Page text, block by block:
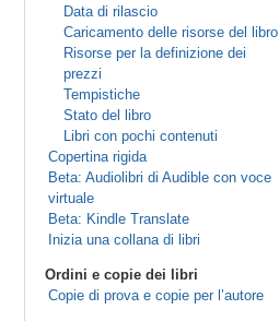
Data di rilascio
Caricamento delle risorse del libro
Risorse per la definizione dei
prezzi
Tempistiche
Stato del libro
Libri con pochi contenuti
Copertina rigida
Beta: Audiolibri di Audible con voce
virtuale
Beta: Kindle Translate
Inizia una collana di libri
Ordini e copie dei libri
Copie di prova e copie per l’autore